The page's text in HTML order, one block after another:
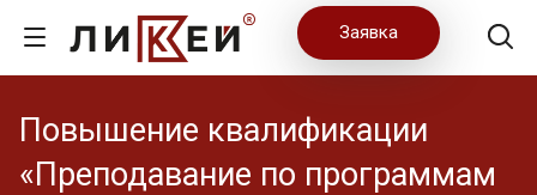
Заявка
Повышение квалификации
«Преподавание по программам